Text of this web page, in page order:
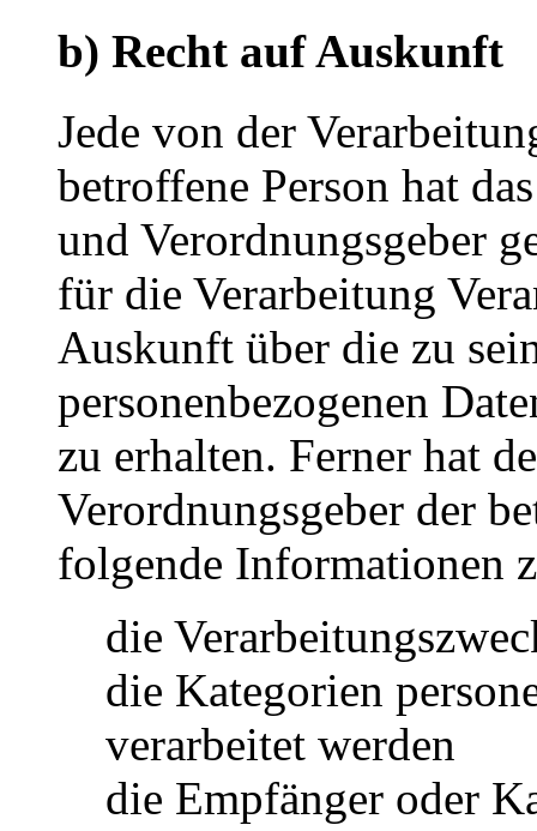
b) Recht auf Auskunft
Jede von der
betroffene Person hat
und Verordnungsgeber
für die Verarbeitung
Auskunft über die zu
personenbezogenen
zu erhalten. Ferner hat
Verordnungsgeber der
folgende Informationen
die
die Kategorien
verarbeitet werden
die Empfänger oder